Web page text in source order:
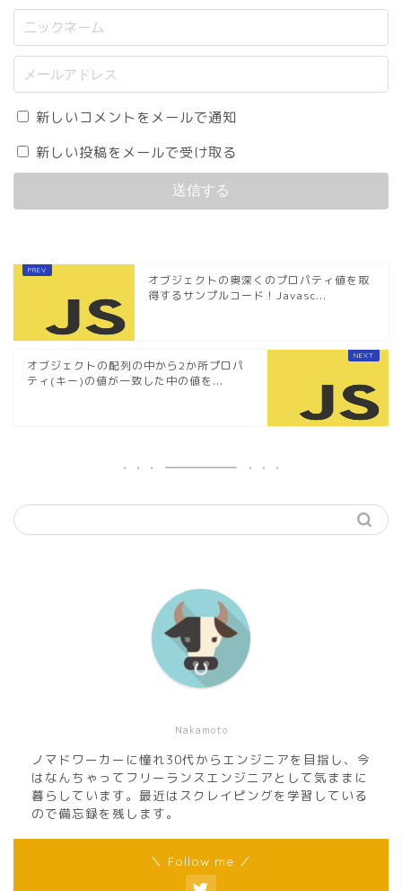
新しいコメントをメールで通知
新しい投稿をメールで受け取る
オブジェクトの奥深くのプロパティ値を取
得するサンプルコード！Javasc...
オブジェクトの配列の中から2か所プロパ
ティ(キー)の値が一致した中の値を...
Nakamoto
ノマドワーカーに憧れ30代からエンジニアを目指し、今
はなんちゃってフリーランスエンジニアとして気ままに
暮らしています。最近はスクレイピングを学習している
ので備忘録を残します。
＼ Follow me ／